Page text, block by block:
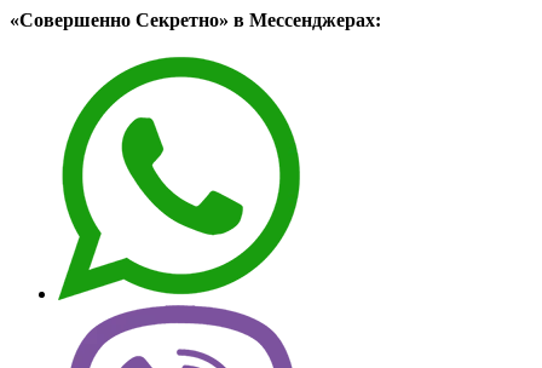
«Совершенно Секретно» в Мессенджерах: